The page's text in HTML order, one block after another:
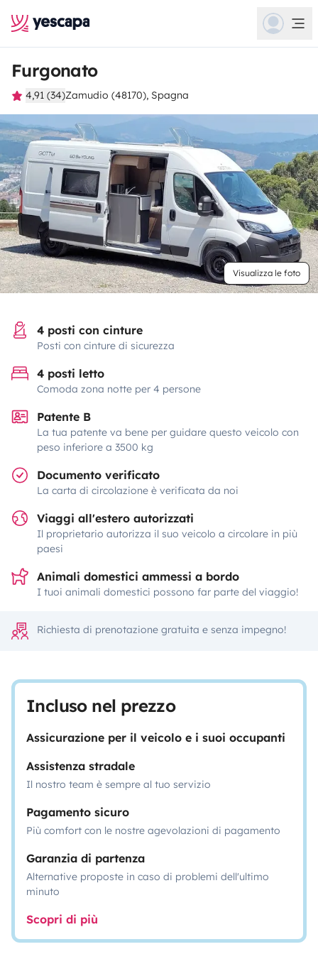
Furgonato
4,91 (34)Zamudio (48170), Spagna
Visualizza le foto
4 posti con cinture
Posti con cinture di sicurezza
4 posti letto
Comoda zona notte per 4 persone
Patente B
La tua patente va bene per guidare questo veicolo con
peso inferiore a 3500 kg
Documento verificato
La carta di circolazione è verificata da noi
Viaggi all'estero autorizzati
Il proprietario autorizza il suo veicolo a circolare in più
paesi
Animali domestici ammessi a bordo
I tuoi animali domestici possono far parte del viaggio!
Richiesta di prenotazione gratuita e senza impegno!
Incluso nel prezzo
Assicurazione per il veicolo e i suoi occupanti
Assistenza stradale
Il nostro team è sempre al tuo servizio
Pagamento sicuro
Più comfort con le nostre agevolazioni di pagamento
Garanzia di partenza
Alternative proposte in caso di problemi dell'ultimo
minuto
Scopri di più